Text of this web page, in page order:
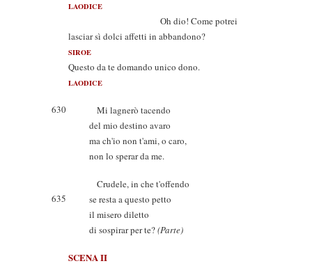
LAODICE
Oh dio! Come potrei
lasciar sì dolci affetti in abbandono?
SIROE
Questo da te domando unico dono.
LAODICE
630
Mi lagnerò tacendo
del mio destino avaro
ma ch'io non t'ami, o caro,
non lo sperar da me.
Crudele, in che t'offendo
635
se resta a questo petto
il misero diletto
di sospirar per te?(Parte)
SCENA II